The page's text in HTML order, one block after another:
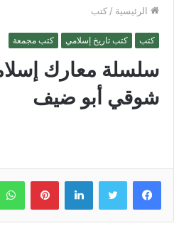
الرئيسية / كتب
كتب كتب تاريخ إسلامي كتب مجمعة
سلسلة معارك
شوقي أبو ضيف
لينكدإن